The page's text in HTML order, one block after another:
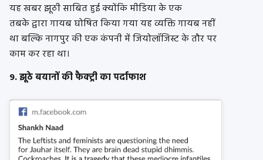
यह खबर झूठी साबित हुई क्योंकि मीडिया के एक
तबके द्वारा गायब घोषित किया गया यह व्यक्ति गायब नहीं
था बल्कि नागपुर की एक कंपनी में जियोलॉजिस्ट के तौर पर
काम कर रहा था।
9. झूठे बयानों की फैक्ट्री का पर्दाफाश